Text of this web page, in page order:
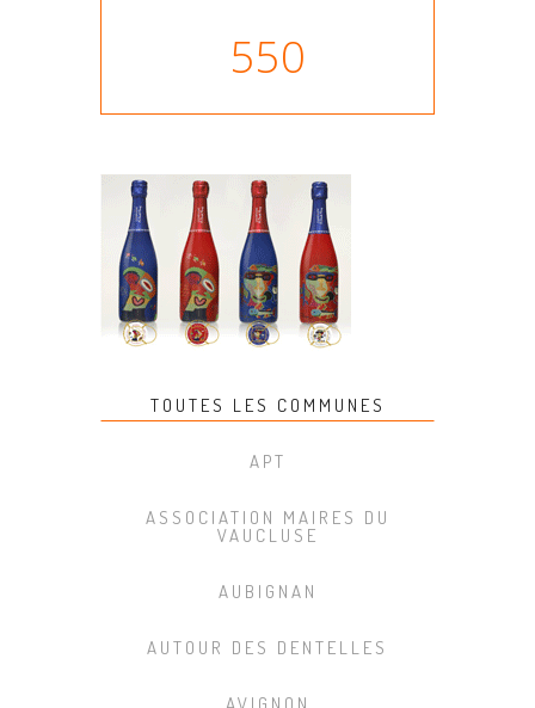
550
TOUTES LES COMMUNES
APT
ASSOCIATION MAIRES DU
VAUCLUSE
AUBIGNAN
AUTOUR DES DENTELLES